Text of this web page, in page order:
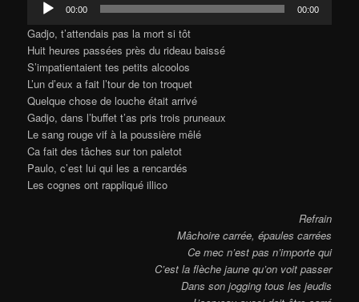
audio
00:00 00:00
Gadjo, t’attendais pas la mort si tôt
Huit heures passées près du rideau baissé
S’impatientaient tes petits alcoolos
L’un d’eux a fait l’tour de ton troquet
Quelque chose de louche était arrivé
Gadjo, dans l’buffet t’as pris trois pruneaux
Le sang rouge vif à la poussière mêlé
Ca fait des tâches sur ton paletot
Paulo, c’est lui qui les a rencardés
Les cognes ont rappliqué illico
Refrain
Mâchoire carrée, épaules carrées
Ce mec n’est pas n’importe qui
C’est la flèche jaune qu’on voit passer
Dans son jogging tous les jeudis